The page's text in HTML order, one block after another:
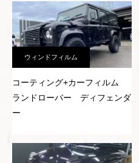
ウィンドフィルム
コーティング+カーフィルム
ランドローバー ディフェンダ
ー